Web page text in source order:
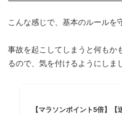
こんな感じで、基本のルールを
事故を起こしてしまうと何もか
るので、気を付けるようにしま
【マラソンポイント5倍】【